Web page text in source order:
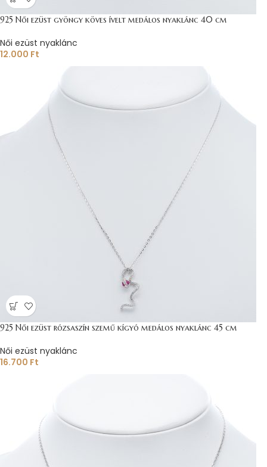
925 Női ezüst gyöngy köves ívelt medálos nyaklánc 40 cm
Női ezüst nyaklánc
12.000 Ft
925 Női ezüst rózsaszín szemű kígyó medálos nyaklánc 45 cm
Női ezüst nyaklánc
16.700 Ft